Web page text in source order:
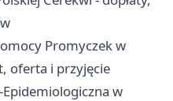
Promyczek w
oferta i przyjęcie
w